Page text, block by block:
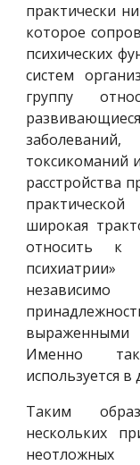
практически
которое
психических
систем
группу
токсикоманий
расстройства
широкая
относить к
выраженными
Именно
используется
Таким
нескольких
неотложных